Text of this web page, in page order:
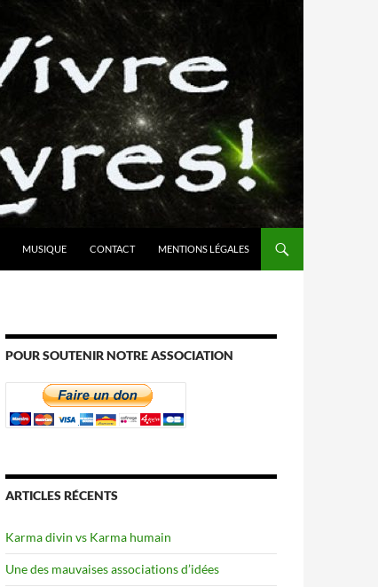
MUSIQUE CONTACT MENTIONS LÉGALES
POUR SOUTENIR NOTRE ASSOCIATION
ARTICLES RÉCENTS
Karma divin vs Karma humain
Une des mauvaises associations d’idées